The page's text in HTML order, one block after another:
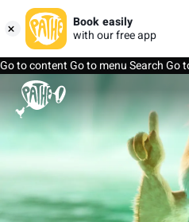
Book easily
with our free app
Go to contentGo to menuSearchGo